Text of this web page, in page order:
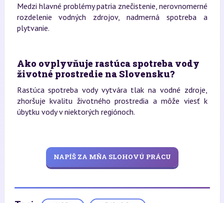
Medzi hlavné problémy patria znečistenie, nerovnomerné
rozdelenie vodných zdrojov, nadmerná spotreba a
plytvanie.
Ako ovplyvňuje rastúca spotreba vody
životné prostredie na Slovensku?
Rastúca spotreba vody vytvára tlak na vodné zdroje,
zhoršuje kvalitu životného prostredia a môže viesť k
úbytku vody v niektorých regiónoch.
NAPÍŠ ZA MŇA SLOHOVÚ PRÁCU